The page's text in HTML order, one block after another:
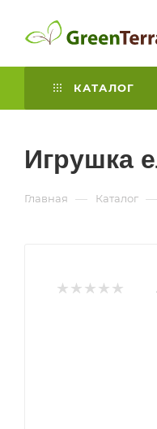
КАТАЛОГ
Игрушка
Главная — Каталог —